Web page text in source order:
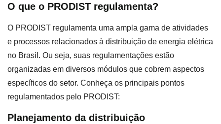
O que o PRODIST regulamenta?
O PRODIST regulamenta uma ampla gama de atividades
e processos relacionados à distribuição de energia elétrica
no Brasil. Ou seja, suas regulamentações estão
organizadas em diversos módulos que cobrem aspectos
específicos do setor. Conheça os principais pontos
regulamentados pelo PRODIST:
Planejamento da distribuição